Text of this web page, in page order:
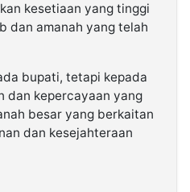
kesetiaan yang tinggi
dan amanah yang telah
bupati, tetapi kepada
dan kepercayaan yang
besar yang berkaitan
dan kesejahteraan